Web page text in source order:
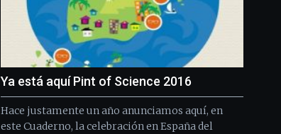
Ya está aquí Pint of Science 2016
Hace justamente un año anunciamos aquí, en
este Cuaderno, la celebración en España del